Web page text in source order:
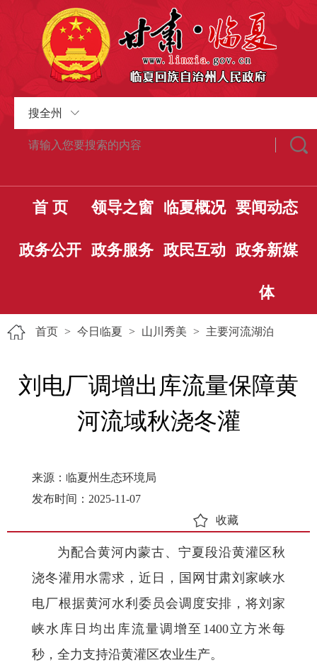
搜全州
首 页 领导之窗 临夏概况 要闻动态
政务公开 政务服务 政民互动 政务新媒
体
首页 > 今日临夏 > 山川秀美 > 主要河流湖泊
刘电厂调增出库流量保障黄
河流域秋浇冬灌
来源：临夏州生态环境局
发布时间：2025-11-07
收藏
为配合黄河内蒙古、宁夏段沿黄灌区秋
浇冬灌用水需求，近日，国网甘肃刘家峡水
电厂根据黄河水利委员会调度安排，将刘家
峡水库日均出库流量调增至1400立方米每
秒，全力支持沿黄灌区农业生产。